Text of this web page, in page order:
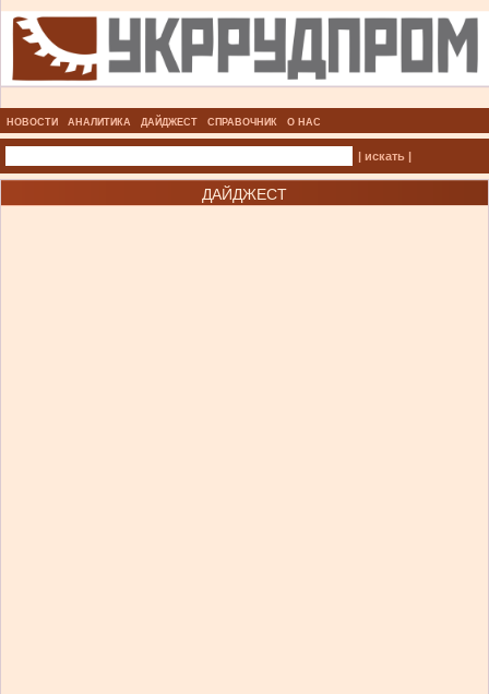
НОВОСТИ АНАЛИТИКА ДАЙДЖЕСТ СПРАВОЧНИК О НАС
| искать |
ДАЙДЖЕСТ